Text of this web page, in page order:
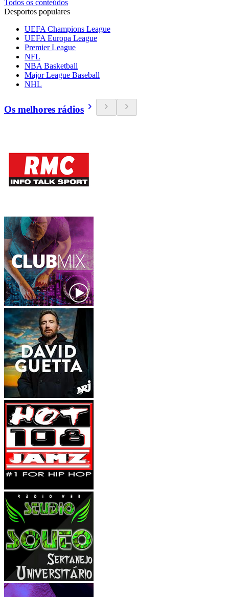
Todos os conteúdos
Desportos populares
UEFA Champions League
UEFA Europa League
Premier League
NFL
NBA Basketball
Major League Baseball
NHL
Os melhores rádios